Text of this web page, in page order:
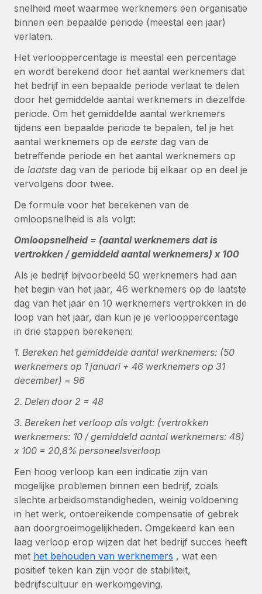
Zzp'ers internationaal onboarden en beheren
PEO
Ingewikkelde HR-taken eenvoudig uitbesteden
INFRASTRUCTUUR
Remote Embedded
HR naadloos in workflows integreren
Platform
Ingebouwde essentiële HR-functies voor je team
Verbinden
Nieuw
AI-tools koppelen aan Remote met onze MCP
Integraties
Vraag een expert
Krijg hulp van global HR- en juridische experts
Achtergrondonderzoek
kandidaten
Compliance Watchtower
Blijf compliance-risico's voor
Apparaatbeheer
Lever en track wereldwijd IT-middelen
Stel snel compliant entiteiten op
Mobiliteit en overplaatsing
Plaats werknemers moeiteloos over
Secundaire arbeidsvoorwaarden
Eenvoudig secundaire arbeidsvoorwaarden
beheren
GROEIFASE
Start-ups
Flexibele global HR en payroll solutions voor groeiende
bedrijven
Mid-market
Teams uitbreiden met HR solutions op maat
Enterprise
Global HR voor grote bedrijven
Strategische technologiepartners
Een partner worden
Remote Build Binnenkort beschikbaar
Integraties en advies over AI-automatiseringen
Hoe AI-pionier Weaviate zijn team met 120%
liet groeien met Remote
Weaviate in één oogopslag Weaviate bouwt open source,
Meer informatie
De strategische samenwerking tussen
Reverse Tech en Remote voor zzp- en payroll-
beheer
Reverse Tech in een oogopslag Reverse Tech, een start-
up op het gebied van gezondheid en welzijn,...
Meer informatie
Betalingscalculator voor zzp'ers
Ontdek valuta-opties en betaalsnelheden voor
internationale zzp'ers
LEREN MET REMOTE
Onderzoek en gidsen
Casestudy's
HR-woordenlijst
Checklists en templates
Bibliotheek met functiebeschrijvingen
Webinars
Evenementen
Newsroom
Inzicht in salaris en talent
Inzichtencentrum
Support
Alle bronnen bekijken
BLOG
EOR en PEO
Belastingen
Naar de blog
BLOG
Productupdates van Remote: Gusto- en Xero-
integraties en Contractor Management Plus
Nederlands
Français
Deutsch
Español
Italiano
Português (Portugal)
한국어
中文（简体）
Inloggen
snelheid meet waarmee werknemers een organisatie
binnen een bepaalde periode (meestal een jaar)
verlaten.
Het verlooppercentage is meestal een percentage
en wordt berekend door het aantal werknemers dat
het bedrijf in een bepaalde periode verlaat te delen
door het gemiddelde aantal werknemers in diezelfde
periode. Om het gemiddelde aantal werknemers
tijdens een bepaalde periode te bepalen, tel je het
aantal werknemers op de eerste dag van de
betreffende periode en het aantal werknemers op
de laatste dag van de periode bij elkaar op en deel je
vervolgens door twee.
De formule voor het berekenen van de
omloopsnelheid is als volgt:
Omloopsnelheid = (aantal werknemers dat is
vertrokken / gemiddeld aantal werknemers) x 100
Als je bedrijf bijvoorbeeld 50 werknemers had aan
het begin van het jaar, 46 werknemers op de laatste
dag van het jaar en 10 werknemers vertrokken in de
loop van het jaar, dan kun je je verlooppercentage
in drie stappen berekenen:
1. Bereken het gemiddelde aantal werknemers: (50
werknemers op 1 januari + 46 werknemers op 31
december) = 96
2. Delen door 2 = 48
3. Bereken het verloop als volgt: (vertrokken
werknemers: 10 / gemiddeld aantal werknemers: 48)
x 100 = 20,8% personeelsverloop
Een hoog verloop kan een indicatie zijn van
mogelijke problemen binnen een bedrijf, zoals
slechte arbeidsomstandigheden, weinig voldoening
in het werk, ontoereikende compensatie of gebrek
aan doorgroeimogelijkheden. Omgekeerd kan een
laag verloop erop wijzen dat het bedrijf succes heeft
met het behouden van werknemers , wat een
positief teken kan zijn voor de stabiliteit,
bedrijfscultuur en werkomgeving.